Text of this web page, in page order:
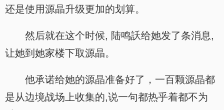
还是使用源晶升级更加的划算。
然后就在这个时候, 陆鸣訞给她发了条消息,
让她到她家楼下取源晶。
他承诺给她的源晶准备好了，一百颗源晶都
是从边境战场上收集的,说一句都热乎着都不为